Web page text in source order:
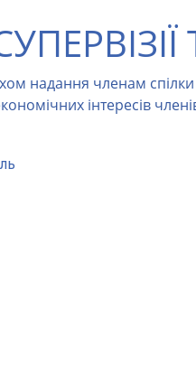
надання членам
інтересів